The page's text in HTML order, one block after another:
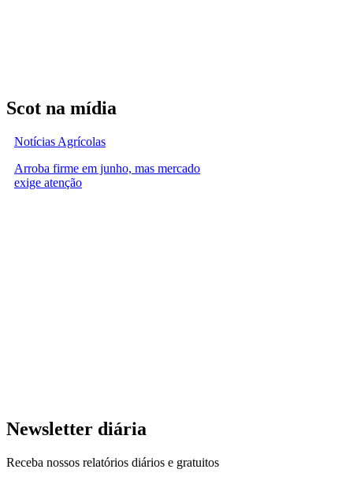
Scot na mídia
Notícias Agrícolas
Arroba firme em junho, mas mercado
exige atenção
Newsletter diária
Receba nossos relatórios diários e gratuitos